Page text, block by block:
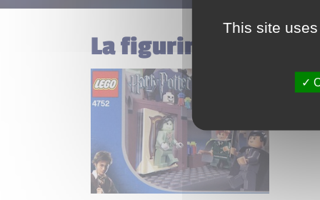
La figurine Boggart
This site